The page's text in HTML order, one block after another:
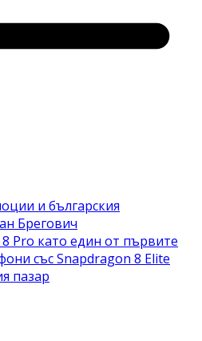
и българския
Брегович
Pro като един от първите
със Snapdragon 8 Elite
пазар